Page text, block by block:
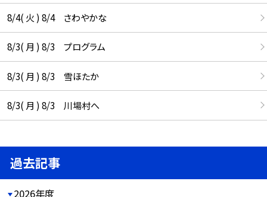
8/4( 火 ) 8/4 さわやかな
8/3( 月 ) 8/3 プログラム
8/3( 月 ) 8/3 雪ほたか
8/3( 月 ) 8/3 川場村へ
過去記事
2026年度